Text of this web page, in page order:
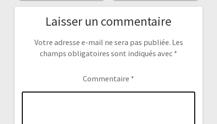
Laisser un commentaire
Votre adresse e-mail ne sera pas publiée. Les
champs obligatoires sont indiqués avec *
Commentaire *